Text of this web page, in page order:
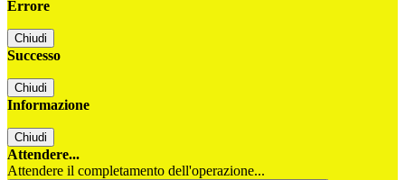
Errore
Chiudi
Successo
Chiudi
Informazione
Chiudi
Attendere...
Attendere il completamento dell'operazione...